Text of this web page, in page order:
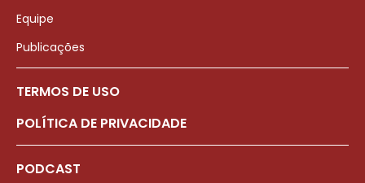
Equipe
Publicações
TERMOS DE USO
POLÍTICA DE PRIVACIDADE
PODCAST